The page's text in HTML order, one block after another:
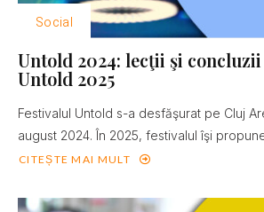
Social
Untold 2024: lecţii şi
Untold 2025
Festivalul Untold s-a desfăşurat pe Cluj
august 2024. În 2025, festivalul îşi
CITEȘTE MAI MULT